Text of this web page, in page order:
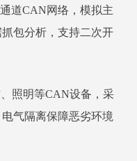
道CAN网络，模拟主
包分析，支持二次开
照明等CAN设备，采
气隔离保障恶劣环境